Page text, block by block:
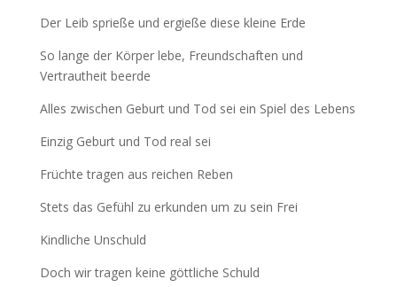
Der Leib sprieße und ergieße diese kleine Erde
So lange der Körper lebe, Freundschaften und
Vertrautheit beerde
Alles zwischen Geburt und Tod sei ein Spiel des Lebens
Einzig Geburt und Tod real sei
Früchte tragen aus reichen Reben
Stets das Gefühl zu erkunden um zu sein Frei
Kindliche Unschuld
Doch wir tragen keine göttliche Schuld